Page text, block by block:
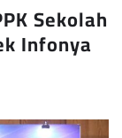
Sekolah
Infonya